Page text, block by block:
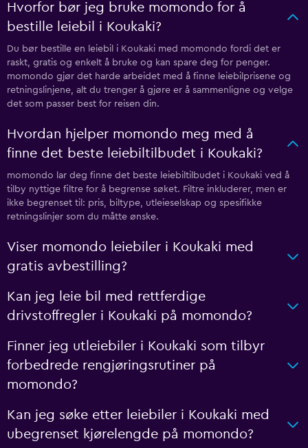
Hvorfor bør jeg bruke momondo for å
bestille leiebil i Koukaki?
Du bør bestille en leiebil i Koukaki med momondo fordi det er
raskt, gratis og enkelt å bruke og kan spare deg for penger.
momondo gjør det harde arbeidet med å finne leiebilprisene og
retningslinjene, alt du trenger å gjøre er å sammenligne og velge
det som passer best for reisen din.
Hvordan hjelper momondo meg med å
finne det beste leiebiltilbudet i Koukaki?
momondo lar deg finne det beste leiebiltilbudet i Koukaki ved å
tilby nyttige filtre for å begrense søket. Filtre inkluderer, men er
ikke begrenset til: pris, biltype, utleieselskap og spesifikke
retningslinjer som du måtte ønske.
Viser momondo leiebiler i Koukaki med
gratis avbestilling?
Kan jeg leie bil med rettferdige
drivstoffregler i Koukaki på momondo?
Finner jeg utleiebiler i Koukaki som tilbyr
forbedrede rengjøringsrutiner på
momondo?
Kan jeg søke etter leiebiler i Koukaki med
ubegrenset kjørelengde på momondo?